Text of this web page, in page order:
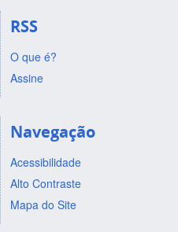
RSS
O que é?
Assine
Navegação
Acessibilidade
Alto Contraste
Mapa do Site